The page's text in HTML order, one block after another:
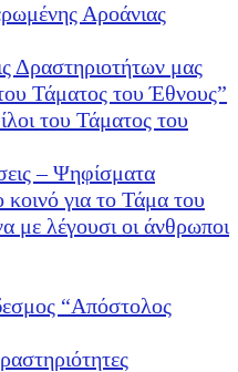
Αροάνιας
Δραστηριοτήτων μας
Τάματος του Έθνους”
του Τάματος του
– Ψηφίσματα
κοινό για το Τάμα του
με λέγουσι οι άνθρωποι
“Απόστολος